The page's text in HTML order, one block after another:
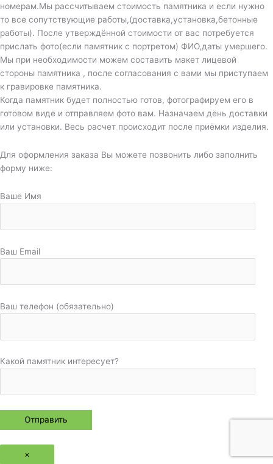
номерам.Мы рассчитываем стоимость памятника и если нужно
то все сопутствующие работы,(доставка,установка,бетонные
работы). После утверждённой стоимости от вас потребуется
прислать фото(если памятник с портретом) ФИО,даты умершего.
Мы при необходимости можем составить макет лицевой
стороны памятника , после согласования с вами мы приступаем
к гравировке памятника.
Когда памятник будет полностью готов, фотографируем его в
готовом виде и отправляем фото вам. Назначаем день доставки
или установки. Весь расчет происходит после приёмки изделия.
Для оформления заказа Вы можете позвонить либо заполнить
форму ниже:
Ваше Имя
Ваш Email
Ваш телефон (обязательно)
Какой памятник интересует?
×